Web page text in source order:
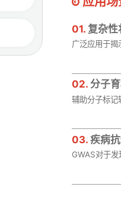
01. 复杂性
广泛应用于揭
02. 分子
辅助分子标记
03.疾病
GWAS对于发